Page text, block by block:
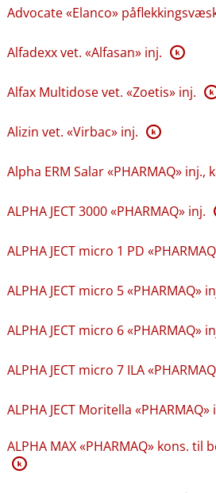
Advocate «Elanco»
Alfadexx vet. «Alfasan» inj. K
Alfax Multidose vet. «Zoetis» inj. K
Alizin vet. «Virbac» inj. K
Alpha ERM Salar «PHARMAQ» inj.,
ALPHA JECT 3000 «PHARMAQ» inj.
ALPHA JECT micro 1 PD
ALPHA JECT micro 5 «PHARMAQ»
ALPHA JECT micro 6 «PHARMAQ»
ALPHA JECT micro 7 ILA
ALPHA JECT Moritella «PHARMAQ»
ALPHA MAX «PHARMAQ» kons. til
K